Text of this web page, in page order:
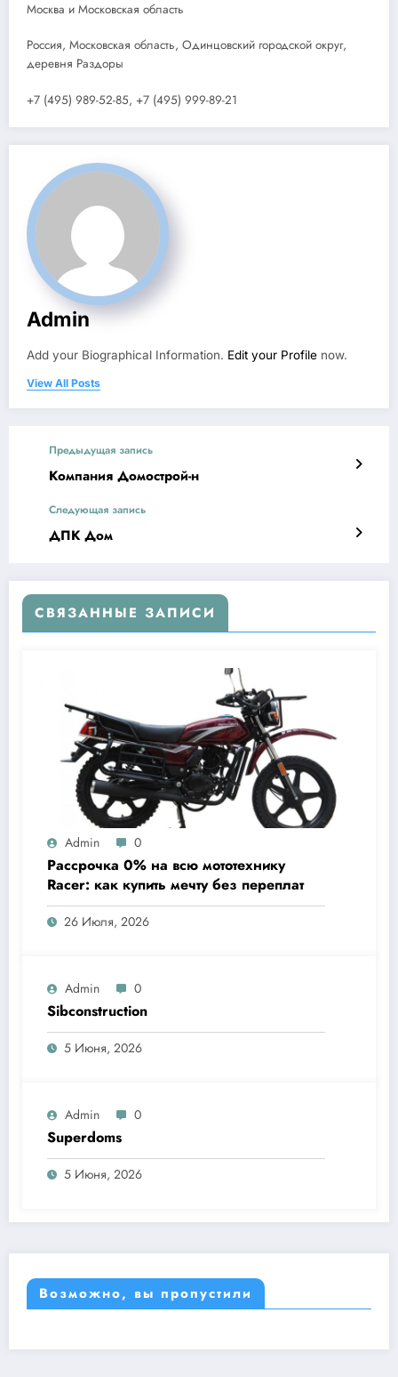
Москва и Московская область
Россия, Московская область, Одинцовский городской округ,
деревня Раздоры
+7 (495) 989-52-85, +7 (495) 999-89-21
Admin
Add your Biographical Information. Edit your Profile now.
View All Posts
Предыдущая запись
Компания Домострой-н
Следующая запись
ДПК Дом
СВЯЗАННЫЕ ЗАПИСИ
Admin 0
Рассрочка 0% на всю мототехнику
Racer: как купить мечту без переплат
26 Июля, 2026
Admin 0
Sibconstruction
5 Июня, 2026
Admin 0
Superdoms
5 Июня, 2026
Возможно, вы пропустили